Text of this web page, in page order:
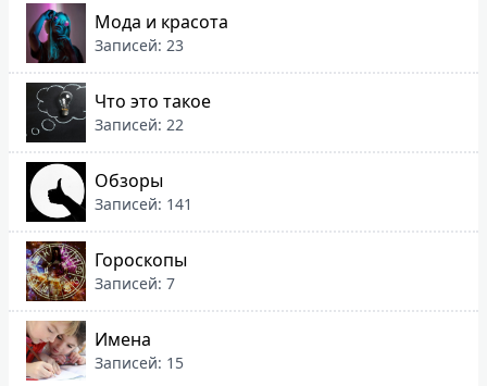
Мода и красота
Записей: 23
Что это такое
Записей: 22
Обзоры
Записей: 141
Гороскопы
Записей: 7
Имена
Записей: 15